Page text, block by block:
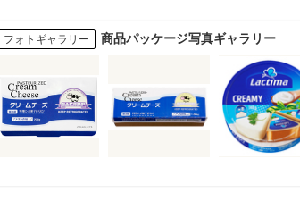
フォトギャラリー 商品パッケージ写真ギャラリー